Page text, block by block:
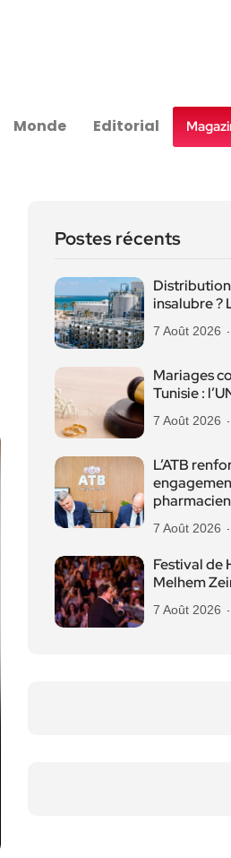
Monde Editorial
Postes récents
Distribution
insalubre ?
7 Août 2026
Mariages
Tunisie :
7 Août 2026
L’ATB
7 Août 2026
Festival de
Melhem
7 Août 2026